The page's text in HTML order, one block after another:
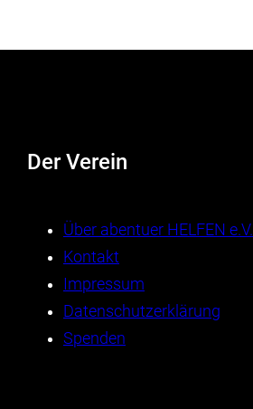
Der Verein
Über abentuer HELFEN e.V.
Kontakt
Impressum
Datenschutzerklärung
Spenden